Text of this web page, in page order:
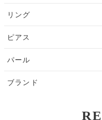
リング
ピアス
パール
ブランド